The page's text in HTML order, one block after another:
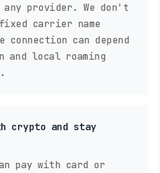
provider. We don't
carrier name
connection can depend
and local roaming
crypto and stay
pay with card or